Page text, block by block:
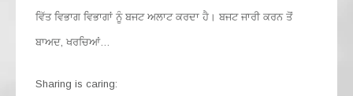
ਵਿੱਤ ਵਿਭਾਗ ਵਿਭਾਗਾਂ ਨੂੰ ਬਜਟ ਅਲਾਟ ਕਰਦਾ ਹੈ। ਬਜਟ ਜਾਰੀ ਕਰਨ ਤੋਂ
ਬਾਅਦ, ਖਰਚਿਆਂ…
Sharing is caring: